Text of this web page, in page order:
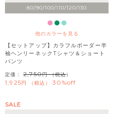
80/90/100/110/120/130
他のカラーを見る
【セットアップ】カラフルボーダー半
袖ヘンリーネックTシャツ＆ショート
パンツ
定価： 2,750 （税込）
1,925 税込 30%off
SALE